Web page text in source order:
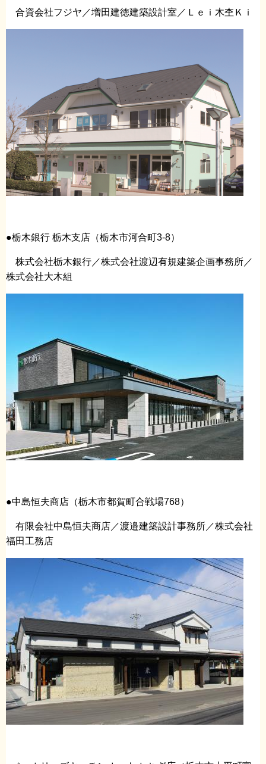
合資会社フジヤ／増田建徳建築設計室／Ｌｅｉ木杢Ｋｉ
●栃木銀行 栃木支店（栃木市河合町3-8）
株式会社栃木銀行／株式会社渡辺有規建築企画事務所／
株式会社大木組
●中島恒夫商店（栃木市都賀町合戦場768）
有限会社中島恒夫商店／渡邉建築設計事務所／株式会社
福田工務店